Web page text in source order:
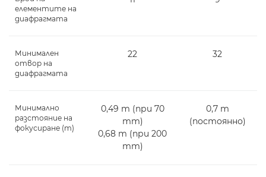
елементите на
диафрагмата
Минимален
отвор на
диафрагмата
22 32
Минимално
разстояние на
фокусиране (m)
0,49 m (при 70
mm)
0,68 m (при 200
mm)
0,7 m
(постоянно)